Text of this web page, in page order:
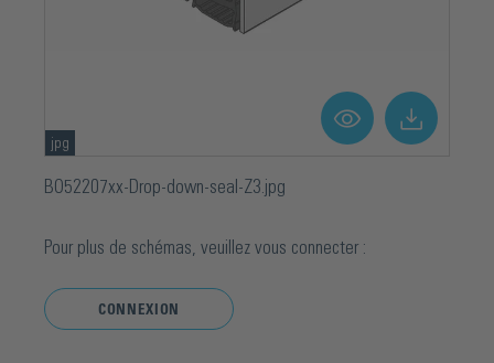
jpg
BO52207xx-Drop-down-seal-Z3.jpg
Pour plus de schémas, veuillez vous connecter :
CONNEXION